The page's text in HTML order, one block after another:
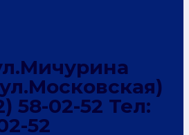
58-02-52 Тел:
52